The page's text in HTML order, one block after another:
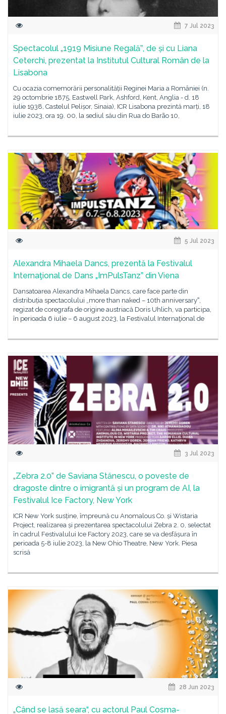
7 Jul 2023
Spectacolul „1919 Misiune Regalăˮ, de și cu Liana
Ceterchi, prezentat la Institutul Cultural Român de la
Lisabona
Cu ocazia comemorării personalității Reginei Maria a României (n.
29 octombrie 1875, Eastwell Park, Ashford, Kent, Anglia - d. 18
iulie 1938, Castelul Pelișor, Sinaia), ICR Lisabona prezintă marți, 18
iulie 2023, ora 19. 00, la sediul său din Rua do Barão 10,
5 Jul 2023
Alexandra Mihaela Dancs, prezentă la Festivalul
Internaţional de Dans „ImPulsTanzˮ din Viena
Dansatoarea Alexandra Mihaela Dancs, care face parte din
distribuția spectacolului „more than naked – 10th anniversaryˮ,
regizat de coregrafa de origine austriacă Doris Uhlich, va participa,
în perioada 6 iulie – 6 august 2023, la Festivalul Internaţional de
3 Jul 2023
„Zebra 2.0” de Saviana Stănescu, o poveste de
dragoste dintre o imigrantă și un program de AI, la
Festivalul Ice Factory, New York
ICR New York susține, împreună cu Anomalous Co. și Wistaria
Project, realizarea și prezentarea spectacolului Zebra 2. 0, selectat
în cadrul Festivalului Ice Factory 2023, care se va desfășura în
perioada 5-8 iulie 2023, la New Ohio Theatre, New York. Piesa
scrisă
28 Jun 2023
„Când se lasă seara“, cu actorul Paul Cosma-